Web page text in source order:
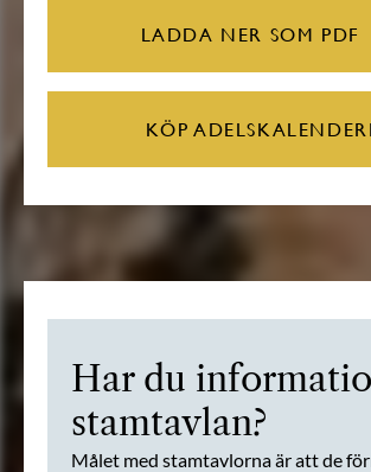
LADDA NER SOM PDF
KÖP
Har du
stamtavlan?
Målet med stamtavlorna är att de